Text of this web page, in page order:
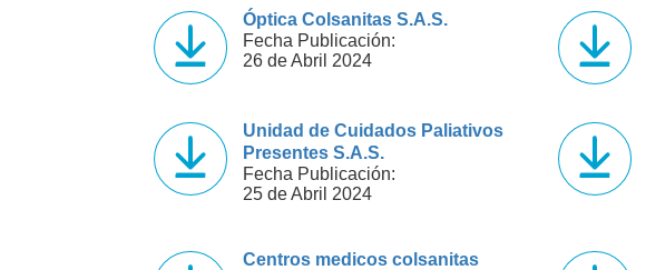
Óptica Colsanitas S.A.S.
Fecha Publicación:
26 de Abril 2024
Unidad de Cuidados Paliativos
Presentes S.A.S.
Fecha Publicación:
25 de Abril 2024
Centros medicos colsanitas